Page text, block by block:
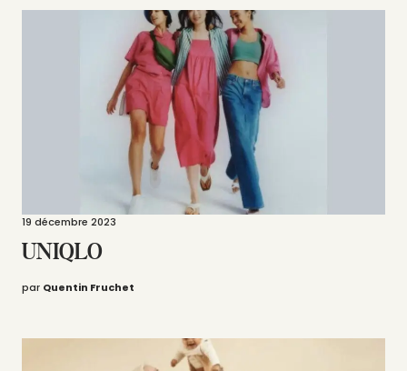
19 décembre 2023
UNIQLO
par Quentin Fruchet